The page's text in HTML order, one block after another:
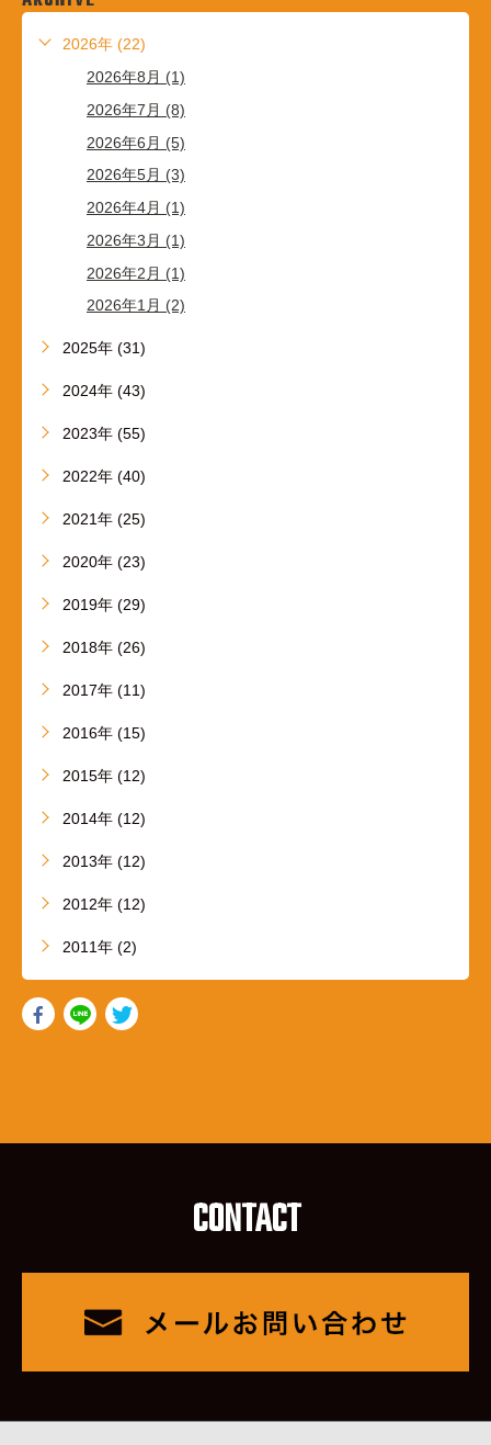
2026年 (22)
2026年8月 (1)
2026年7月 (8)
2026年6月 (5)
2026年5月 (3)
2026年4月 (1)
2026年3月 (1)
2026年2月 (1)
2026年1月 (2)
2025年 (31)
2024年 (43)
2023年 (55)
2022年 (40)
2021年 (25)
2020年 (23)
2019年 (29)
2018年 (26)
2017年 (11)
2016年 (15)
2015年 (12)
2014年 (12)
2013年 (12)
2012年 (12)
2011年 (2)
CONTACT